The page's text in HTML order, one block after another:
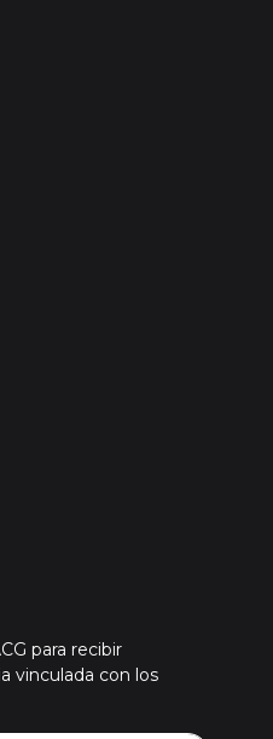
para recibir
vinculada con los